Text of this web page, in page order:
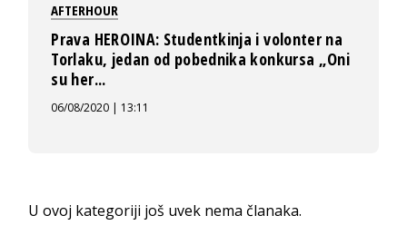
AFTERHOUR
Prava HEROINA: Studentkinja i volonter na
Torlaku, jedan od pobednika konkursa „Oni
su her...
06/08/2020 | 13:11
U ovoj kategoriji još uvek nema članaka.